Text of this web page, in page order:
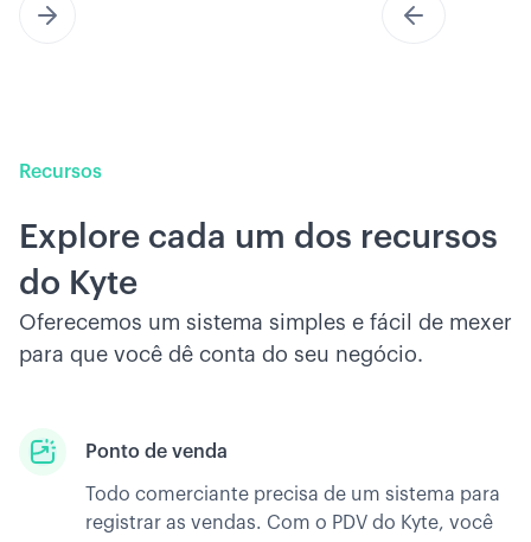
Recursos
Explore cada um dos recursos
do Kyte
Oferecemos um sistema simples e fácil de mexer
para que você dê conta do seu negócio.
Ponto de venda
Todo comerciante precisa de um sistema para
registrar as vendas. Com o PDV do Kyte, você